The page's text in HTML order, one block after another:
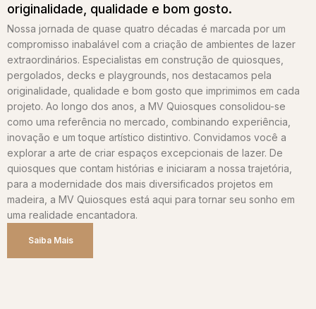
originalidade, qualidade e bom gosto.
Nossa jornada de quase quatro décadas é marcada por um
compromisso inabalável com a criação de ambientes de lazer
extraordinários. Especialistas em construção de quiosques,
pergolados, decks e playgrounds, nos destacamos pela
originalidade, qualidade e bom gosto que imprimimos em cada
projeto. Ao longo dos anos, a MV Quiosques consolidou-se
como uma referência no mercado, combinando experiência,
inovação e um toque artístico distintivo. Convidamos você a
explorar a arte de criar espaços excepcionais de lazer. De
quiosques que contam histórias e iniciaram a nossa trajetória,
para a modernidade dos mais diversificados projetos em
madeira, a MV Quiosques está aqui para tornar seu sonho em
uma realidade encantadora.
Saiba Mais